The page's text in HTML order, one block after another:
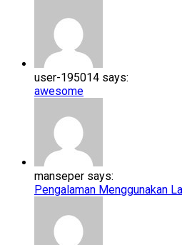
user-195014 says:
awesome
manseper says:
Pengalaman Menggunakan